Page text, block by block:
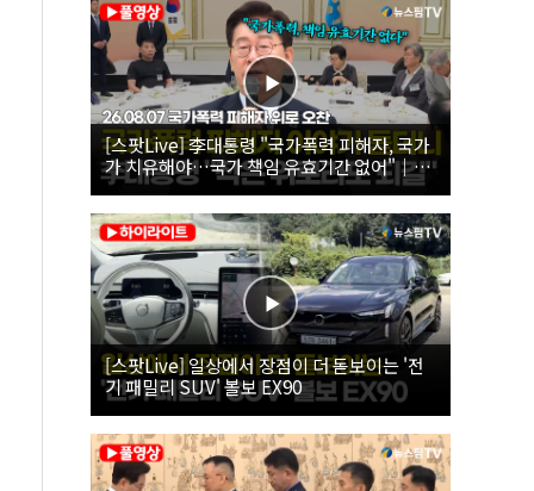
[스팟Live] 李대통령 "국가폭력 피해자, 국가
가 치유해야…국가 책임 유효기간 없어"｜
26.08.07 국가폭력 피해자 위로 오찬
[스팟Live] 일상에서 장점이 더 돋보이는 '전
기 패밀리 SUV' 볼보 EX90